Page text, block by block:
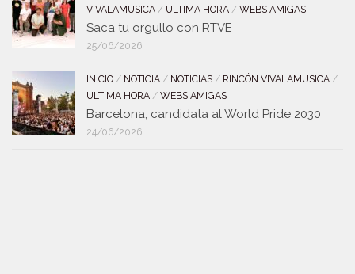
VIVALAMUSICA / ULTIMA HORA / WEBS AMIGAS
Saca tu orgullo con RTVE
25/06/2026
INICIO / NOTICIA / NOTICIAS / RINCÓN VIVALAMUSICA /
ULTIMA HORA / WEBS AMIGAS
Barcelona, candidata al World Pride 2030
24/06/2026